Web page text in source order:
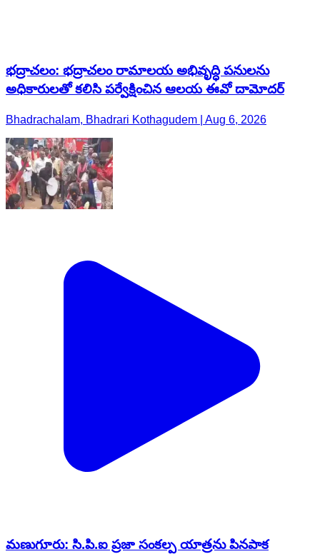
భద్రాచలం: భద్రాచలం రామాలయ అభివృద్ధి పనులను
అధికారులతో కలిసి పర్వేక్షించిన ఆలయ ఈవో దామోదర్
Bhadrachalam, Bhadrari Kothagudem | Aug 6, 2026
మణుగూరు: సి.పి.ఐ ప్రజా సంకల్ప యాత్రను పినపాక